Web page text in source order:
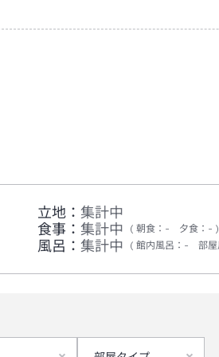
立地： 集計中
食事： 集計中 朝食 ： - 夕食 ： -
風呂： 集計中 館内風呂 ： - 部屋